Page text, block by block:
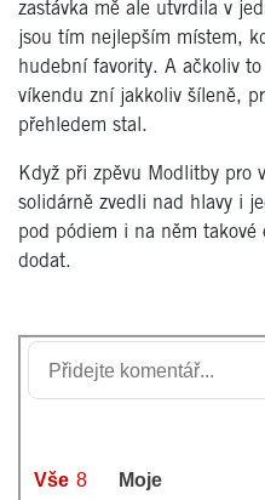
zastávka mě ale utvrdila v
jsou tím nejlepším místem,
hudební favority. A ačkoliv
víkendu zní jakkoliv šíleně,
přehledem stal.
Když při zpěvu Modlitby pro
solidárně zvedli nad hlavy i
pod pódiem i na něm
dodat.